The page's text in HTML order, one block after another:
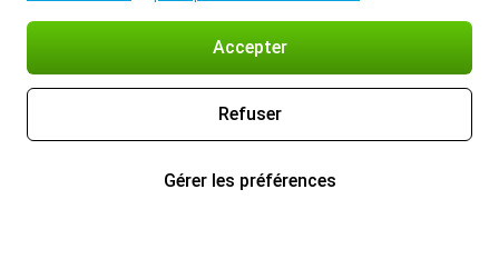
Accepter
Refuser
Gérer les préférences